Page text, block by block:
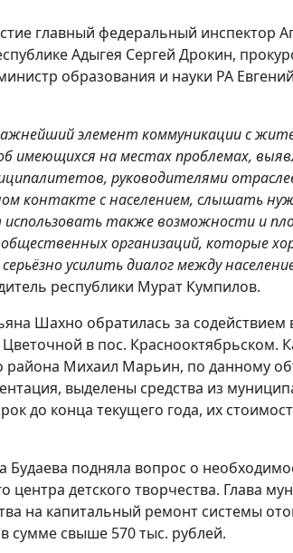
главный федеральный инспектор
Адыгея Сергей Дрокин,
образования и науки РА
элемент коммуникации с
имеющихся на местах проблемах,
руководителями
контакте с населением, слышать
также возможности и
организаций, которые
усилить диалог между
республики Мурат Кумпилов.
Шахно обратилась за содействием
в пос. Краснооктябрьском.
Михаил Марьин, по данному
выделены средства из
до конца текущего года, их
Будаева подняла вопрос о
центра детского творчества. Глава
на капитальный ремонт системы
сумме свыше 570 тыс. рублей.